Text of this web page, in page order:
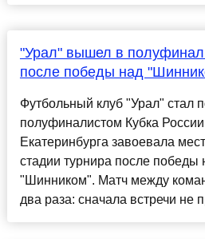
"Урал" вышел в полуфинал
после победы над
Футбольный клуб "Урал" стал
полуфиналистом Кубка
Екатеринбурга завоевала
стадии турнира после победы
"Шинником". Матч между
два раза: сначала встречи не